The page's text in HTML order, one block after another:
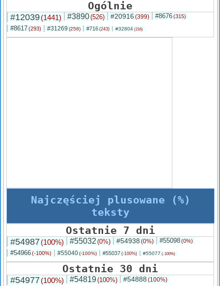
Ogólnie
#12039(1441) #3890(526) #20916 (399) #8676(315)
#8617(293) #31269 (258) #716 (243) #32804 (216)
Najczęściej plusowane (%)
teksty
Ostatnie 7 dni
#54987 (100%) #55032 (0%) #54938 (0%) #55098(0%)
#54966(-100%) #55040(-100%) #55037 (-100%) #55077 (-100%)
Ostatnie 30 dni
#54977 (100%) #54819(100%) #54888 (100%)